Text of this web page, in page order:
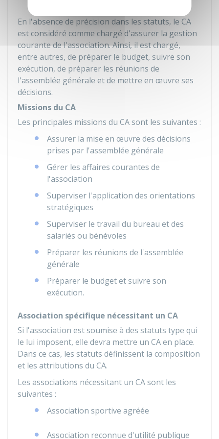
En l'absence de précision dans les statuts, le CA
est considéré comme chargé d'assurer la gestion
courante de l'association. Ainsi, il est chargé,
entre autres, de préparer le budget, suivre son
exécution, de préparer les réunions de
l'assemblée générale et de mettre en œuvre ses
décisions.
Missions du CA
Les principales missions du CA sont les suivantes :
Assurer la mise en œuvre des décisions
prises par l'assemblée générale
Gérer les affaires courantes de
l'association
Superviser l'application des orientations
stratégiques
Superviser le travail du bureau et des
salariés ou bénévoles
Préparer les réunions de l'assemblée
générale
Préparer le budget et suivre son
exécution.
Association spécifique nécessitant un CA
Si l'association est soumise à des statuts type qui
le lui imposent, elle devra mettre un CA en place.
Dans ce cas, les statuts définissent la composition
et les attributions du CA.
Les associations nécessitant un CA sont les
suivantes :
Association sportive agréée
Association reconnue d'utilité publique